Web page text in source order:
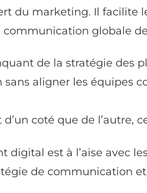
du marketing. Il facilite
globale
de la stratégie des
aligner les équipes
coté que de l’autre,
est à l’aise avec
de communication